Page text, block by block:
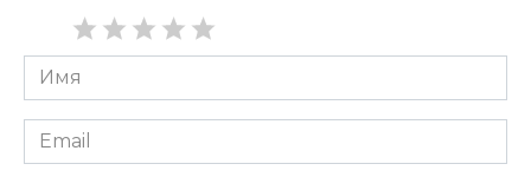
Имя
*
Email
*